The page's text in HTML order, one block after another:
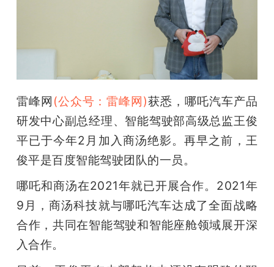
中
心
GAIR
专
雷峰网 (公众号：雷峰网)获悉，哪吒汽车产品
研发中心副总经理、智能驾驶部高级总监王俊
平已于今年2月加入商汤绝影。再早之前，王
俊平是百度智能驾驶团队的一员。
哪吒和商汤在2021年就已开展合作。2021年
9月，商汤科技就与哪吒汽车达成了全面战略
合作，共同在智能驾驶和智能座舱领域展开深
入合作。